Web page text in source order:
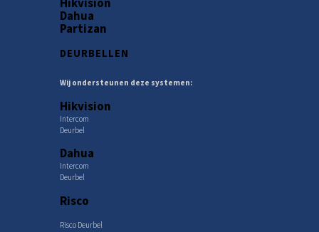
Dahua
Partizan
DEURBELLEN
Wij ondersteunen deze systemen:
Hikvision
Intercom
Deurbel
Dahua
Intercom
Deurbel
Risco
Risco Deurbel